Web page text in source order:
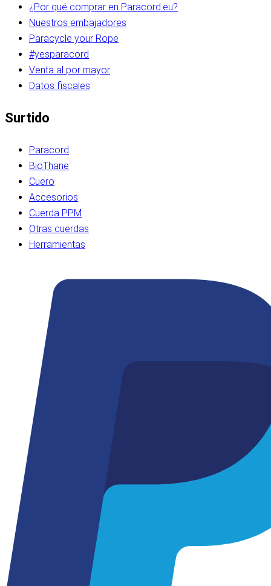
¿Por qué comprar en Paracord.eu?
Nuestros embajadores
Paracycle your Rope
#yesparacord
Venta al por mayor
Datos fiscales
Surtido
Paracord
BioThane
Cuero
Accesorios
Cuerda PPM
Otras cuerdas
Herramientas